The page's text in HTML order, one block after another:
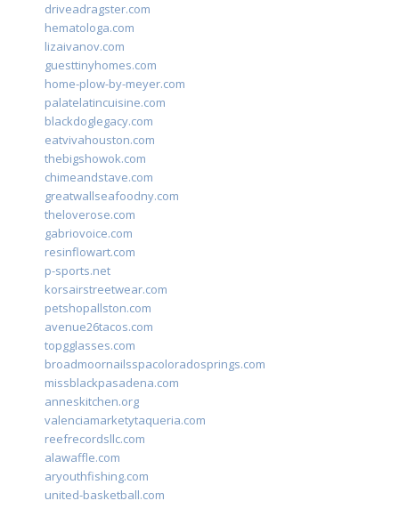
driveadragster.com
hematologa.com
lizaivanov.com
guesttinyhomes.com
home-plow-by-meyer.com
palatelatincuisine.com
blackdoglegacy.com
eatvivahouston.com
thebigshowok.com
chimeandstave.com
greatwallseafoodny.com
theloverose.com
gabriovoice.com
resinflowart.com
p-sports.net
korsairstreetwear.com
petshopallston.com
avenue26tacos.com
topgglasses.com
broadmoornailsspacoloradosprings.com
missblackpasadena.com
anneskitchen.org
valenciamarketytaqueria.com
reefrecordsllc.com
alawaffle.com
aryouthfishing.com
united-basketball.com